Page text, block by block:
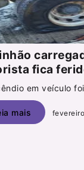
fica
em veículo
mais